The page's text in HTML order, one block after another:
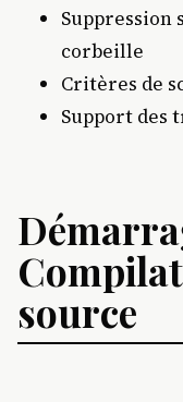
Suppression
corbeille
Critères de
Support des
source